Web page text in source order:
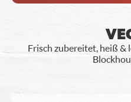
Frisch zubereitet, heiß &